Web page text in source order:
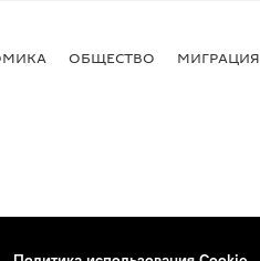
ОБЩЕСТВО МИГРАЦИЯ